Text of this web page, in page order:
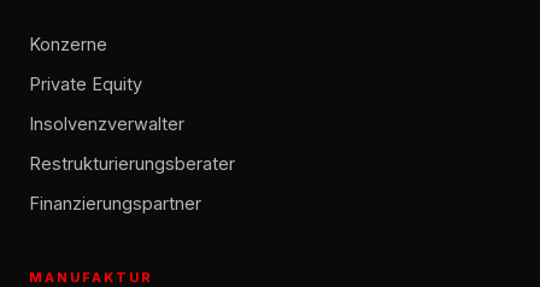
Konzerne
Private Equity
Insolvenzverwalter
Restrukturierungsberater
Finanzierungspartner
MANUFAKTUR